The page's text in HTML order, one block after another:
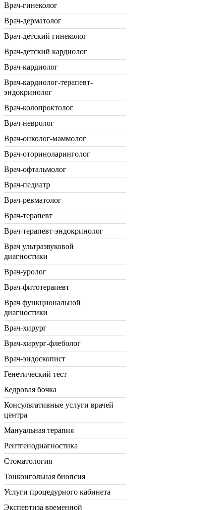
Врач-гинеколог
Врач-дерматолог
Врач-детский гинеколог
Врач-детский кардиолог
Врач-кардиолог
Врач-кардиолог-терапевт-
эндокринолог
Врач-колопроктолог
Врач-невролог
Врач-онколог-маммолог
Врач-оториноларинголог
Врач-офтальмолог
Врач-педиатр
Врач-ревматолог
Врач-терапевт
Врач-терапевт-эндокринолог
Врач ультразвуковой
диагностики
Врач-уролог
Врач-фитотерапевт
Врач функциональной
диагностики
Врач-хирург
Врач-хирург-флеболог
Врач-эндоскопист
Генетический тест
Кедровая бочка
Консультативные услуги врачей
центра
Мануальная терапия
Рентгенодиагностика
Стоматология
Тонкоигольная биопсия
Услуги процедурного кабинета
Экспертиза временной